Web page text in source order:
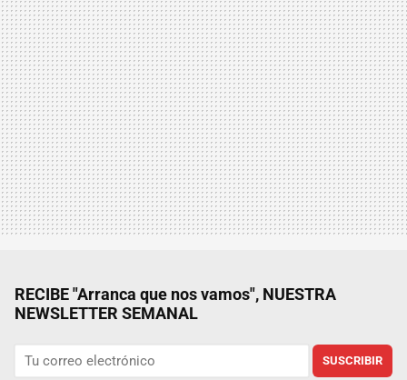
RECIBE "Arranca que nos vamos", NUESTRA
NEWSLETTER SEMANAL
SUSCRIBIR